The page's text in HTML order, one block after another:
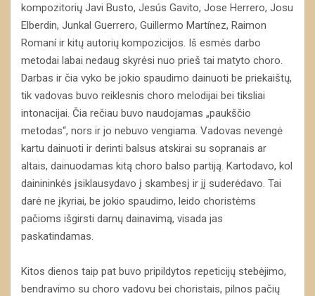
kompozitorių Javi Busto, Jesús Gavito, Jose Herrero, Josu
Elberdin, Junkal Guerrero, Guillermo Martínez, Raimon
Romaní ir kitų autorių kompozicijos. Iš esmės darbo
metodai labai nedaug skyrėsi nuo prieš tai matyto choro.
Darbas ir čia vyko be jokio spaudimo dainuoti be priekaištų,
tik vadovas buvo reiklesnis choro melodijai bei tiksliai
intonacijai. Čia rečiau buvo naudojamas „paukščio
metodas“, nors ir jo nebuvo vengiama. Vadovas nevengė
kartu dainuoti ir derinti balsus atskirai su sopranais ar
altais, dainuodamas kitą choro balso partiją. Kartodavo, kol
dainininkės įsiklausydavo į skambesį ir jį suderėdavo. Tai
darė ne įkyriai, be jokio spaudimo, leido choristėms
pačioms išgirsti darnų dainavimą, visada jas
paskatindamas.
Kitos dienos taip pat buvo pripildytos repeticijų stebėjimo,
bendravimo su choro vadovu bei choristais, pilnos pačių